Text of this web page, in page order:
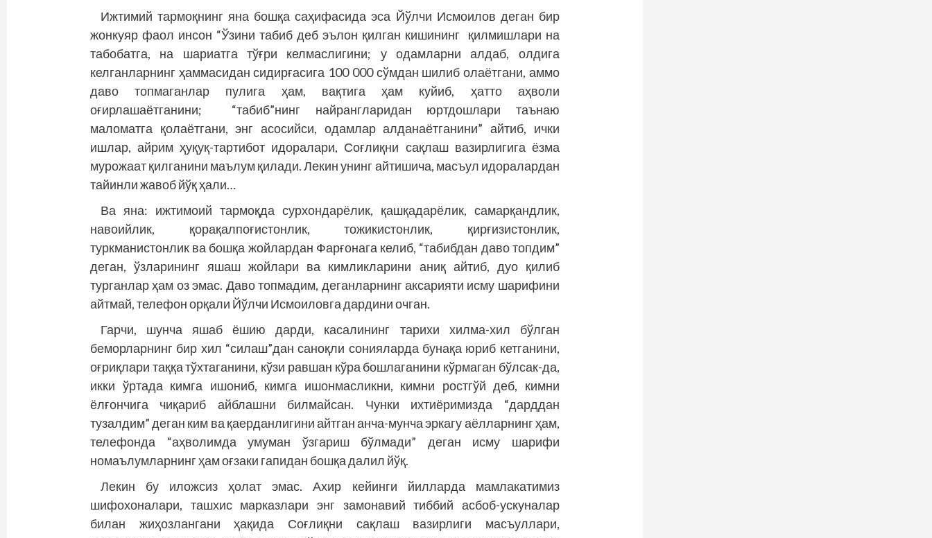
Ижтимий тармоқнинг яна бошқа саҳифасида эса Йўлчи Исмоилов деган бир
жонкуяр фаол инсон “Ўзини табиб деб эълон қилган кишининг қилмишлари на
табобатга, на шариатга тўғри келмаслигини; у одамларни алдаб, олдига
келганларнинг ҳаммасидан сидирғасига 100 000 сўмдан шилиб олаётгани, аммо
даво топмаганлар пулига ҳам, вақтига ҳам куйиб, ҳатто аҳволи
оғирлашаётганини; “табиб”нинг найрангларидан юртдошлари таънаю
маломатга қолаётгани, энг асосийси, одамлар алданаётганини” айтиб, ички
ишлар, айрим ҳуқуқ-тартибот идоралари, Соғлиқни сақлаш вазирлигига ёзма
мурожаат қилганини маълум қилади. Лекин унинг айтишича, масъул идоралардан
тайинли жавоб йўқ ҳали…
Ва яна: ижтимоий тармоқда сурхондарёлик, қашқадарёлик, самарқандлик,
навоийлик, қорақалпоғистонлик, тожикистонлик, қирғизистонлик,
туркманистонлик ва бошқа жойлардан Фарғонага келиб, “табибдан даво топдим”
деган, ўзларининг яшаш жойлари ва кимликларини аниқ айтиб, дуо қилиб
турганлар ҳам оз эмас. Даво топмадим, деганларнинг аксарияти исму шарифини
айтмай, телефон орқали Йўлчи Исмоиловга дардини очган.
Гарчи, шунча яшаб ёшию дарди, касалининг тарихи хилма-хил бўлган
беморларнинг бир хил “силаш”дан саноқли сонияларда бунақа юриб кетганини,
оғриқлари таққа тўхтаганини, кўзи равшан кўра бошлаганини кўрмаган бўлсак-да,
икки ўртада кимга ишониб, кимга ишонмасликни, кимни ростгўй деб, кимни
ёлғончига чиқариб айблашни билмайсан. Чунки ихтиёримизда “дарддан
тузалдим” деган ким ва қаерданлигини айтган анча-мунча эркагу аёлларнинг ҳам,
телефонда “аҳволимда умуман ўзгариш бўлмади” деган исму шарифи
номаълумларнинг ҳам оғзаки гапидан бошқа далил йўқ.
Лекин бу иложсиз ҳолат эмас. Ахир кейинги йилларда мамлакатимиз
шифохоналари, ташхис марказлари энг замонавий тиббий асбоб-ускуналар
билан жиҳозлангани ҳақида Соғлиқни сақлаш вазирлиги масъуллари,